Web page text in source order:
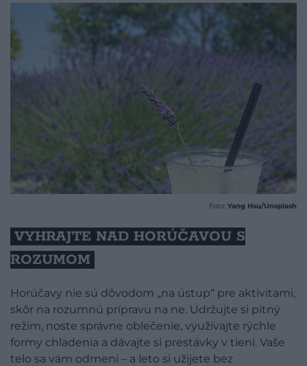
Foto: Yang Hsu/Unsplash
VYHRAJTE NAD HORÚČAVOU S
ROZUMOM
Horúčavy nie sú dôvodom „na ústup“ pre aktivitami,
skôr na rozumnú prípravu na ne. Udržujte si pitný
režim, noste správne oblečenie, využívajte rýchle
formy chladenia a dávajte si prestávky v tieni. Vaše
telo sa vám odmení – a leto si užijete bez